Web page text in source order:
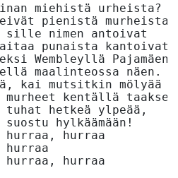
miehistä urheista?
pienistä
sille nimen antoivat
punaista kantoivat.
Wembleyllä
maalinteossa näen.
kai mutsitkin mölyää
kentällä taakse
tuhat hetkeä ylpeää,
hylkäämään!
hurraa, hurraa
hurraa
hurraa, hurraa